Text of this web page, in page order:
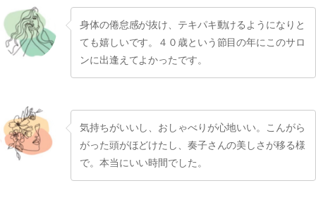
身体の倦怠感が抜け、テキパキ動けるようになりと
ても嬉しいです。４０歳という節目の年にこのサロ
ンに出逢えてよかったです。
気持ちがいいし、おしゃべりが心地いい。こんがら
がった頭がほどけたし、奏子さんの美しさが移る様
で。本当にいい時間でした。